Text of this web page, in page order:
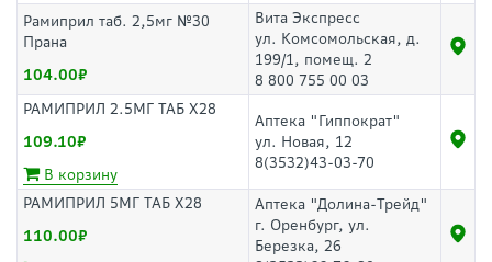
Рамиприл таб. 2,5мг №30
Прана
104.00
Вита Экспресс
ул. Комсомольская, д.
199/1, помещ. 2
8 800 755 00 03
РАМИПРИЛ 2.5МГ ТАБ Х28
109.10
В корзину
Аптека "Гиппократ"
ул. Новая, 12
8(3532)43-03-70
РАМИПРИЛ 5МГ ТАБ Х28
110.00
Аптека "Долина-Трейд"
г. Оренбург, ул.
Березка, 26